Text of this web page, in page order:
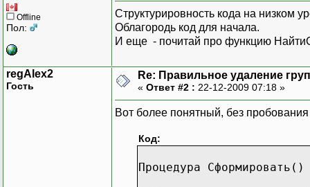
КонецЕсли;
//Удаление выб.
ТЗ =
УдалитьОбъекты (СпНом,
//ссылки на справочники
Offline
Пол:
Структурировность кода на низком
Облагородь код для начала.
И еще - почитай про функцию
regAlex2
Гость
Re: Правильное удаление
« Ответ #2 : 22-12-2009 07:18 »
Вот более понятный, без пробования
Код:
Процедура Сформировать()